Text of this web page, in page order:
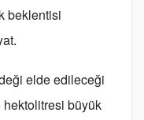
beklentisi
elde edileceği
büyük